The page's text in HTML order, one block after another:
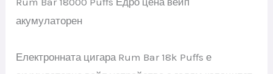
was:
€21.90.€4.60.
акумулаторен
Електронната цигара Rum Bar 18k Puffs е